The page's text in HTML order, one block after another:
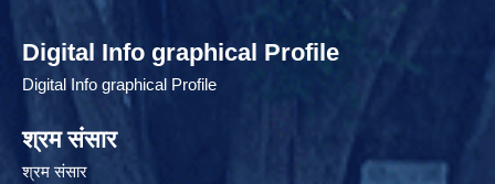
Digital Info graphical Profile
Digital Info graphical Profile
श्रम संसार
श्रम संसार